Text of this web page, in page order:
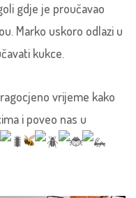
gdje je proučavao
Marko uskoro odlazi u
kukce.
vrijeme kako
i poveo nas u